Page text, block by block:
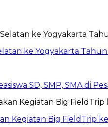
ke Yogyakarta
SD, SMP, SMA di
Kegiatan Big FieldTrip